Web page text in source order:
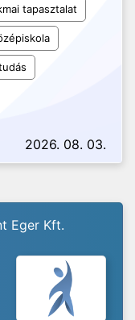
tapasztalat
2026. 08. 03.
Eger Kft.